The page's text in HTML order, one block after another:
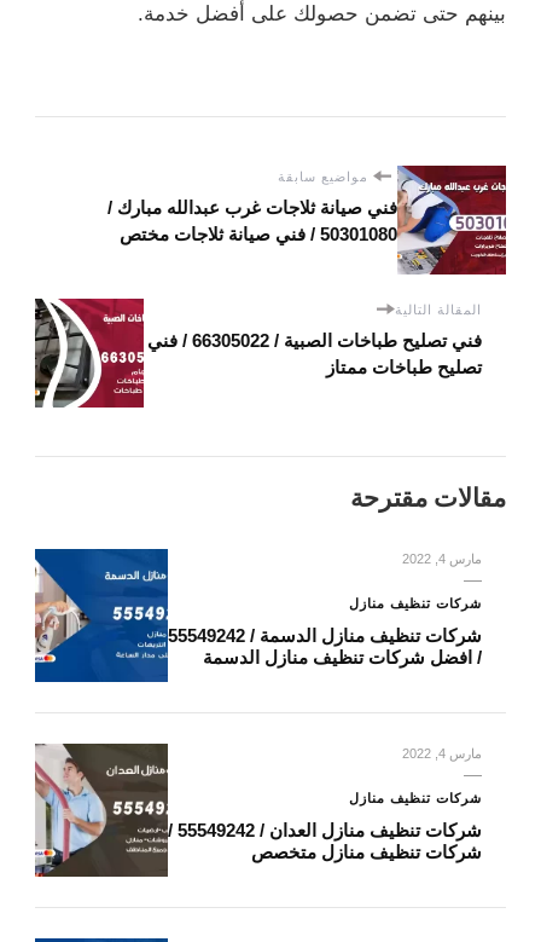
بينهم حتى تضمن حصولك على أفضل خدمة.
مواضيع سابقة
فني صيانة ثلاجات غرب عبدالله مبارك /
50301080 / فني صيانة ثلاجات مختص
المقالة التالية
فني تصليح طباخات الصبية / 66305022 / فني
تصليح طباخات ممتاز
مقالات مقترحة
مارس 4, 2022
شركات تنظيف منازل
شركات تنظيف منازل الدسمة / 55549242
/ افضل شركات تنظيف منازل الدسمة
مارس 4, 2022
شركات تنظيف منازل
شركات تنظيف منازل العدان / 55549242 /
شركات تنظيف منازل متخصص